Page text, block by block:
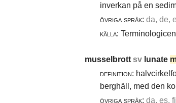
inverkan på en
övriga språk: da, de,
källa:
musselbrott sv lunate
definition:
berghäll, med den
övriga språk: da, es,